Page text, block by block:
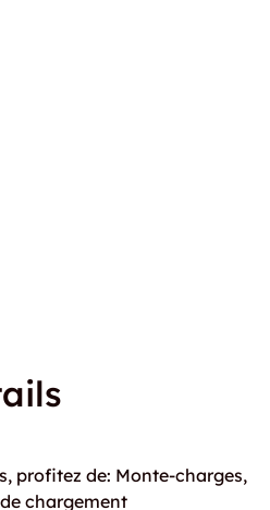
profitez de: Monte-charges,
chargement